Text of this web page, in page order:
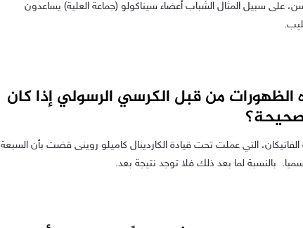
على سبيل المثال الشباب أعضاء سيناكولو (جماعة العلية) يساعدون
من قبل الكرسي الرسولي إذا كان
صحيحة؟
التي عملت تحت قيادة الكاردينال كاميلو روينى قضت بأن السبعة
بالنسبة لما بعد ذلك فلا توجد نتيجة بعد.